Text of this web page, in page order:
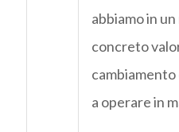
abbiamo in
concreto
a operare in